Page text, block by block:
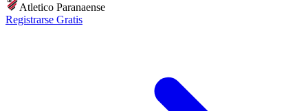
Atletico Paranaense
Registrarse Gratis